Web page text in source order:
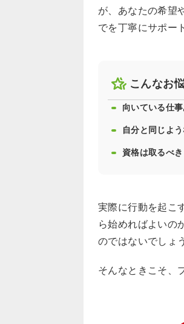
が、あなたの希望
でを丁寧にサポー
こんなお
向いている仕
自分と同じよ
資格は取るべき
実際に行動を起こ
ら始めればよいの
のではないでしょ
そんなときこそ、